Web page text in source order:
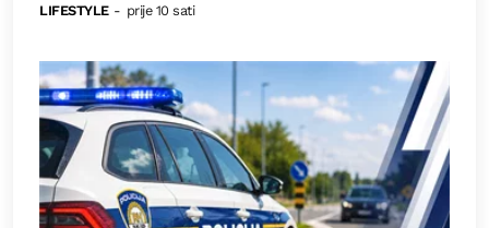
LIFESTYLE - prije 10 sati